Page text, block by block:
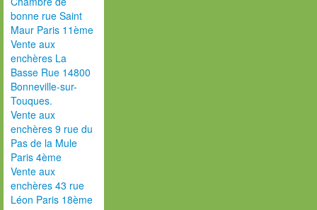
bonne rue Saint
Maur Paris 11ème
Vente aux
enchères La
Basse Rue 14800
Bonneville-sur-
Touques.
Vente aux
enchères 9 rue du
Pas de la Mule
Paris 4ème
Vente aux
enchères 43 rue
Léon Paris 18ème